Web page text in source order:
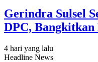
Gerindra Sulsel
DPC,
4 hari yang lalu
Headline News